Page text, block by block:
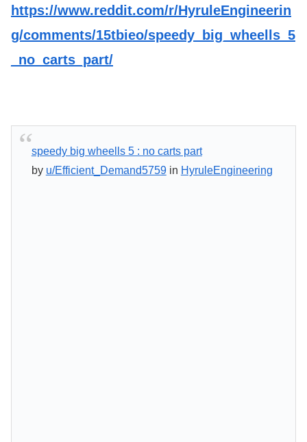
https://www.reddit.com/r/HyruleEngineerin
g/comments/15tbieo/speedy_big_wheells_5
_no_carts_part/
speedy big wheells 5 : no carts part
by u/Efficient_Demand5759in HyruleEngineering